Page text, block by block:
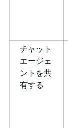
チャット
エージェ
ントを共
有する